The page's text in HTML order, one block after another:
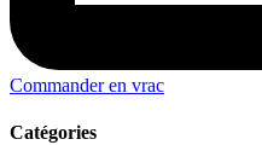
Commander en vrac
Catégories